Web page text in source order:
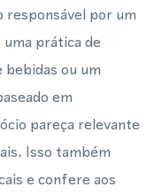
responsável por um
prática de
bebidas ou um
em
pareça relevante
Isso também
e confere aos